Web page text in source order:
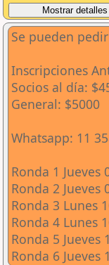
Se pueden
Inscripciones
Socios al día:
General: $5000
Whatsapp: 11
Ronda 1 Jueves
Ronda 2 Jueves
Ronda 3 Lunes
Ronda 4 Lunes
Ronda 5 Jueves
Ronda 6 Jueves